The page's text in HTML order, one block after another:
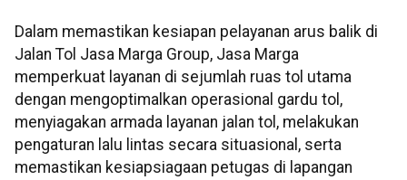
Dalam memastikan kesiapan pelayanan arus balik di
Jalan Tol Jasa Marga Group, Jasa Marga
memperkuat layanan di sejumlah ruas tol utama
dengan mengoptimalkan operasional gardu tol,
menyiagakan armada layanan jalan tol, melakukan
pengaturan lalu lintas secara situasional, serta
memastikan kesiapsiagaan petugas di lapangan